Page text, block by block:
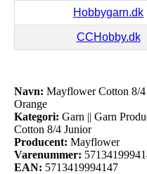
Hobbygarn.dk
CCHobby.dk
Navn: Mayflower Cotton 8/
Orange
Kategori: Garn || Garn
Cotton 8/4 Junior
Producent: Mayflower
Varenummer:
EAN: 5713419994147